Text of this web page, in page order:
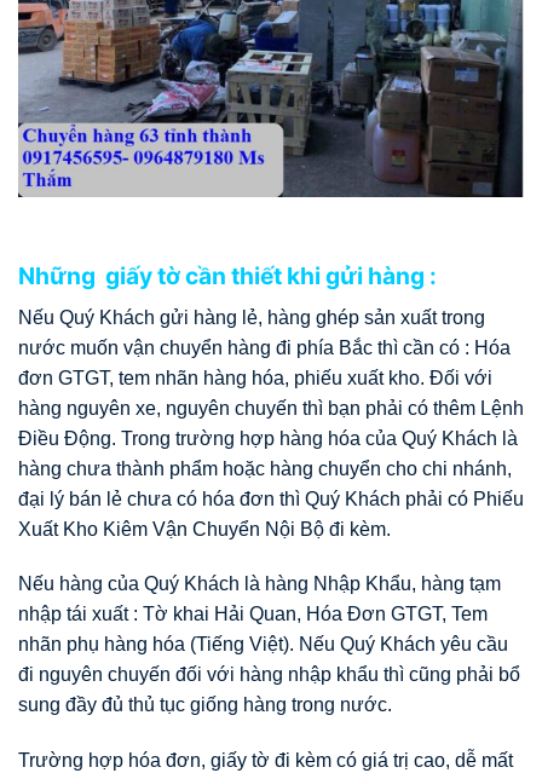
Những giấy tờ cần thiết khi gửi hàng :
Nếu Quý Khách gửi hàng lẻ, hàng ghép sản xuất trong
nước muốn vận chuyển hàng đi phía Bắc thì cần có : Hóa
đơn GTGT, tem nhãn hàng hóa, phiếu xuất kho. Đối với
hàng nguyên xe, nguyên chuyến thì bạn phải có thêm Lệnh
Điều Động. Trong trường hợp hàng hóa của Quý Khách là
hàng chưa thành phẩm hoặc hàng chuyển cho chi nhánh,
đại lý bán lẻ chưa có hóa đơn thì Quý Khách phải có Phiếu
Xuất Kho Kiêm Vận Chuyển Nội Bộ đi kèm.
Nếu hàng của Quý Khách là hàng Nhập Khẩu, hàng tạm
nhập tái xuất : Tờ khai Hải Quan, Hóa Đơn GTGT, Tem
nhãn phụ hàng hóa (Tiếng Việt). Nếu Quý Khách yêu cầu
đi nguyên chuyến đối với hàng nhập khẩu thì cũng phải bổ
sung đầy đủ thủ tục giống hàng trong nước.
Trường hợp hóa đơn, giấy tờ đi kèm có giá trị cao, dễ mất